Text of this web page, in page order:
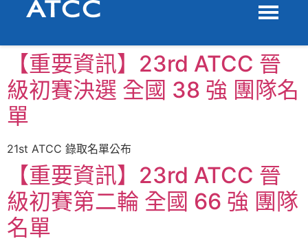
【重要資訊】23rd ATCC 晉
級初賽決選 全國 38 強 團隊名
單
21st ATCC 錄取名單公布
【重要資訊】23rd ATCC 晉
級初賽第二輪 全國 66 強 團隊
名單